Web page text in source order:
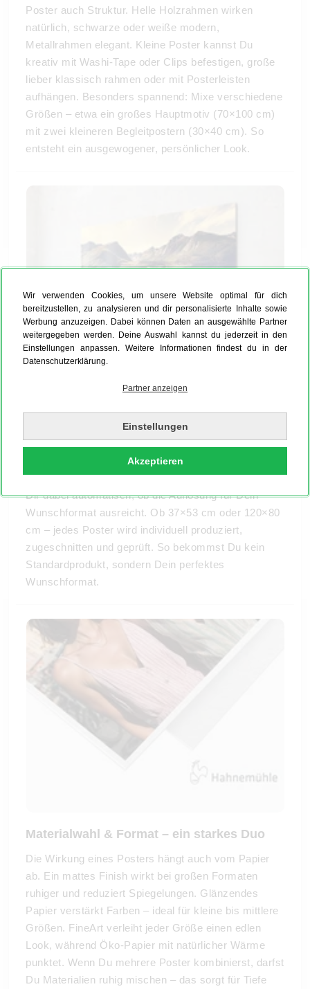
Wir verwenden Cookies, um unsere Website optimal für dich
bereitzustellen, zu analysieren und dir personalisierte Inhalte sowie
Werbung anzuzeigen. Dabei können Daten an ausgewählte Partner
weitergegeben werden. Deine Auswahl kannst du jederzeit in den
Einstellungen anpassen. Weitere Informationen findest du in der
Datenschutzerklärung.
Partner anzeigen
Einstellungen
Akzeptieren
Poster auch Struktur. Helle Holzrahmen wirken
natürlich, schwarze oder weiße modern,
Metallrahmen elegant. Kleine Poster kannst Du
kreativ mit Washi-Tape oder Clips befestigen, große
lieber klassisch rahmen oder mit Posterleisten
aufhängen. Besonders spannend: Mixe verschiedene
Größen – etwa ein großes Hauptmotiv (70×100 cm)
mit zwei kleineren Begleitpostern (30×40 cm). So
entsteht ein ausgewogener, persönlicher Look.
Manche Motive verlangen nach einem ganz eigenen
Format. Bei MYPOSTER kannst Du Dein Poster
millimetergenau zuschneidenlassen – horizontal,
vertikal, quadratisch oder rund. Unser System zeigt
Dir dabei automatisch, ob die Auflösung für Dein
Wunschformat ausreicht. Ob 37×53 cm oder 120×80
cm – jedes Poster wird individuell produziert,
zugeschnitten und geprüft. So bekommst Du kein
Standardprodukt, sondern Dein perfektes
Wunschformat.
Materialwahl & Format – ein starkes Duo
Die Wirkung eines Posters hängt auch vom Papier
ab. Ein mattes Finish wirkt bei großen Formaten
ruhiger und reduziert Spiegelungen. Glänzendes
Papier verstärkt Farben – ideal für kleine bis mittlere
Größen. FineArt verleiht jeder Größe einen edlen
Look, während Öko-Papier mit natürlicher Wärme
punktet. Wenn Du mehrere Poster kombinierst, darfst
Du Materialien ruhig mischen – das sorgt für Tiefe